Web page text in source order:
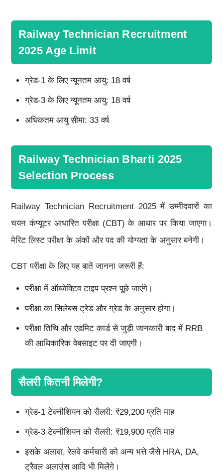
Railway Technician Recruitment
2025 Age Limit
ग्रेड-1 के लिए न्यूनतम आयु: 18 वर्ष
ग्रेड-3 के लिए न्यूनतम आयु: 18 वर्ष
अधिकतम आयु सीमा: 33 वर्ष
Railway Technician Bharti 2025
Selection Process
Railway Technician Recruitment 2025 में उम्मीदवारों का
चयन कंप्यूटर आधारित परीक्षा (CBT) के आधार पर किया जाएगा।
मेरिट लिस्ट परीक्षा के अंकों और पद की योग्यता के अनुसार बनेगी।
CBT परीक्षा के लिए यह बातें जानना जरूरी हैं:
परीक्षा में ऑब्जेक्टिव टाइप प्रश्न पूछे जाएंगे।
परीक्षा का सिलेबस ट्रेड और ग्रेड के अनुसार होगा।
परीक्षा तिथि और एडमिट कार्ड से जुड़ी जानकारी बाद में RRB
की आधिकारिक वेबसाइट पर दी जाएगी।
सैलरी कितनी मिलेगी?
ग्रेड-1 टेक्नीशियन को सैलरी: ₹29,200 प्रति माह
ग्रेड-3 टेक्नीशियन को सैलरी: ₹19,900 प्रति माह
इसके अलावा, रेलवे कर्मचारी को अन्य भत्ते जैसे HRA, DA,
ट्रैवल अलाउंस आदि भी मिलेंगे।